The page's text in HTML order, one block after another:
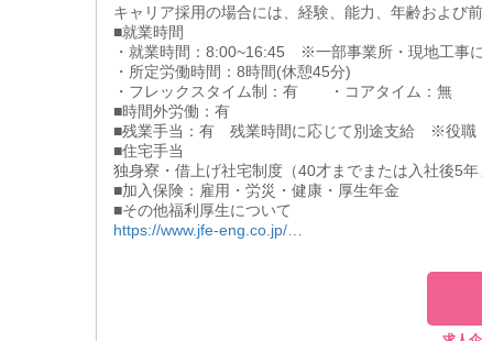
キャリア採用の場合には、経験、能力、年齢および
■就業時間
・就業時間：8:00~16:45 ※一部事業所・現地工事
・所定労働時間：8時間(休憩45分)
・フレックスタイム制：有 ・コアタイム：無
■時間外労働：有
■残業手当：有 残業時間に応じて別途支給 ※役職
■住宅手当
独身寮・借上げ社宅制度（40才までまたは入社後5
■加入保険：雇用・労災・健康・厚生年金
■その他福利厚生について
https://www.jfe-eng.co.jp/…